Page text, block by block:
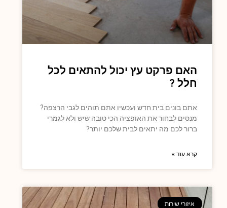
האם פרקט עץ יכול להתאים לכל
חלל ?
אתם בונים בית חדש ועכשיו אתם תוהים לגבי הרצפה?
מנסים לבחור את האופציה הכי טובה שיש ולא לגמרי
ברור לכם מה יתאים לבית שלכם יותר?
קרא עוד »
איזורי שירות